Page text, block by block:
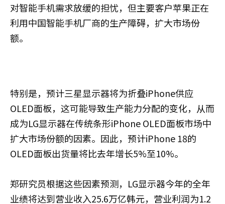
对智能手机需求放缓的担忧，但主要客户苹果正在
利用中国智能手机厂商的生产障碍，扩大市场份
额。
特别是，预计三星显示器将为折叠iPhone供应
OLED面板，这可能导致生产能力分配的变化，从而
成为LG显示器在传统条形iPhone OLED面板市场中
扩大市场份额的因素。因此，预计iPhone 18的
OLED面板出货量将比去年增长5%至10%。
郑研究员根据这些因素预测，LG显示器今年的全年
业绩将达到营业收入25.6万亿韩元，营业利润为1.2